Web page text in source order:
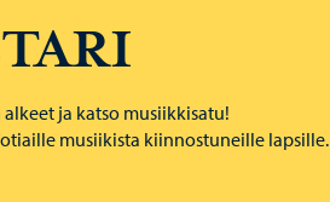
ja katso musiikkisatu!
musiikista kiinnostuneille lapsille.